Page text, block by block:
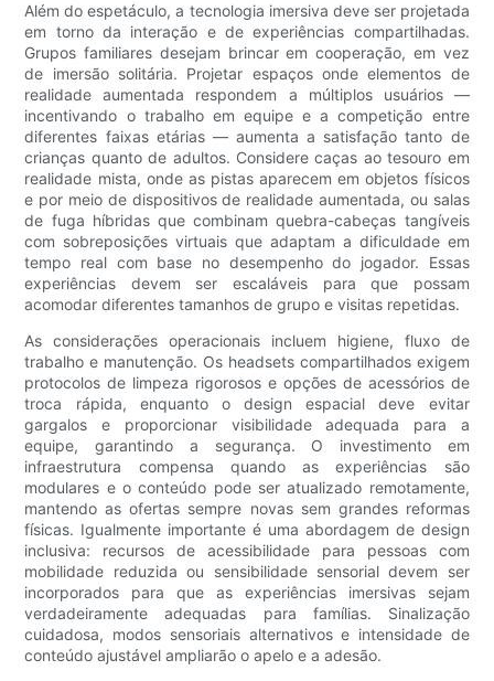
Além do espetáculo, a tecnologia imersiva deve ser projetada
em torno da interação e de experiências compartilhadas.
Grupos familiares desejam brincar em cooperação, em vez
de imersão solitária. Projetar espaços onde elementos de
realidade aumentada respondem a múltiplos usuários —
incentivando o trabalho em equipe e a competição entre
diferentes faixas etárias — aumenta a satisfação tanto de
crianças quanto de adultos. Considere caças ao tesouro em
realidade mista, onde as pistas aparecem em objetos físicos
e por meio de dispositivos de realidade aumentada, ou salas
de fuga híbridas que combinam quebra-cabeças tangíveis
com sobreposições virtuais que adaptam a dificuldade em
tempo real com base no desempenho do jogador. Essas
experiências devem ser escaláveis ​​para que possam
acomodar diferentes tamanhos de grupo e visitas repetidas.
As considerações operacionais incluem higiene, fluxo de
trabalho e manutenção. Os headsets compartilhados exigem
protocolos de limpeza rigorosos e opções de acessórios de
troca rápida, enquanto o design espacial deve evitar
gargalos e proporcionar visibilidade adequada para a
equipe, garantindo a segurança. O investimento em
infraestrutura compensa quando as experiências são
modulares e o conteúdo pode ser atualizado remotamente,
mantendo as ofertas sempre novas sem grandes reformas
físicas. Igualmente importante é uma abordagem de design
inclusiva: recursos de acessibilidade para pessoas com
mobilidade reduzida ou sensibilidade sensorial devem ser
incorporados para que as experiências imersivas sejam
verdadeiramente adequadas para famílias. Sinalização
cuidadosa, modos sensoriais alternativos e intensidade de
conteúdo ajustável ampliarão o apelo e a adesão.